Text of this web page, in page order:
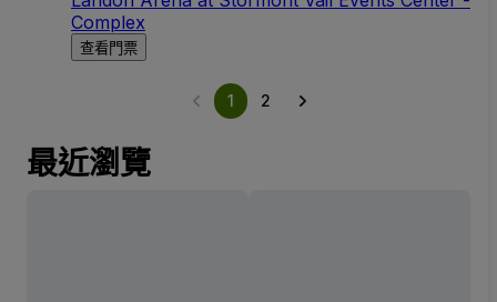
Complex
查看門票
1 2
最近瀏覽